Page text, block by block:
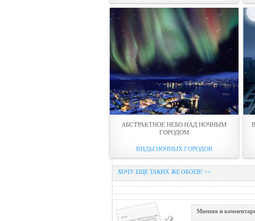
АБСТРАКТНОЕ НЕБО НАД НОЧНЫМ
ГОРОДОМ
ВИДЫ НОЧНЫХ ГОРОДОВ
ХОЧУ ЕЩЕ ТАКИХ ЖЕ ОБОЕВ! >>
Мнения и